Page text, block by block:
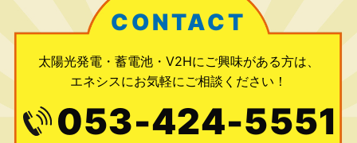
CONTACT
太陽光発電・蓄電池・V2Hにご興味がある方は、
エネシスにお気軽にご相談ください！
053-424-5551